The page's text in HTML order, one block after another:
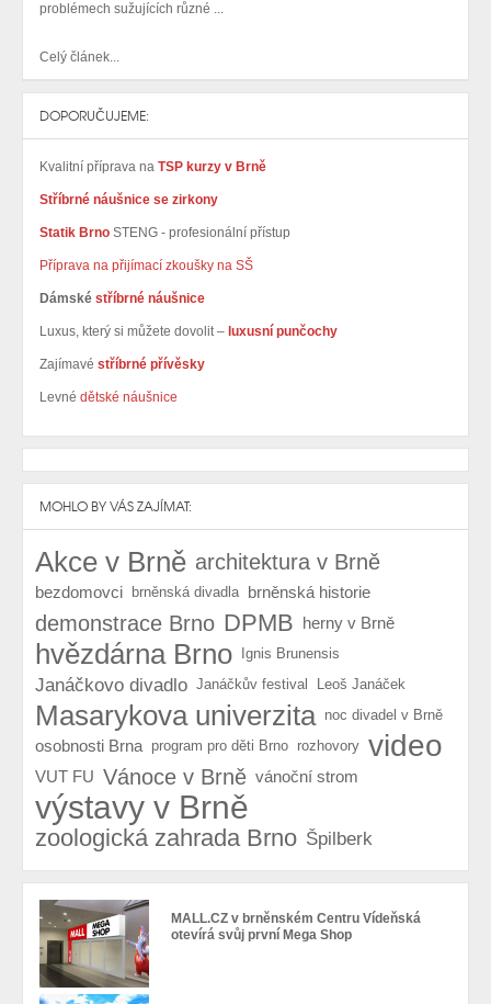
problémech sužujících různé ...
Celý článek...
DOPORUČUJEME:
Kvalitní příprava na TSP kurzy v Brně
Stříbrné náušnice se zirkony
Statik Brno STENG - profesionální přístup
Příprava na přijímací zkoušky na SŠ
Dámské stříbrné náušnice
Luxus, který si můžete dovolit – luxusní punčochy
Zajímavé stříbrné přívěsky
Levné dětské náušnice
MOHLO BY VÁS ZAJÍMAT:
Akce v Brně architektura v Brně
bezdomovci brněnská divadla brněnská historie
demonstrace Brno DPMB herny v Brně
hvězdárna Brno Ignis Brunensis
Janáčkovo divadlo Janáčkův festival Leoš Janáček
Masarykova univerzita noc divadel v Brně
osobnosti Brna program pro děti Brno rozhovory video
VUT FU Vánoce v Brně vánoční strom
výstavy v Brně
zoologická zahrada Brno Špilberk
MALL.CZ v brněnském Centru Vídeňská
otevírá svůj první Mega Shop